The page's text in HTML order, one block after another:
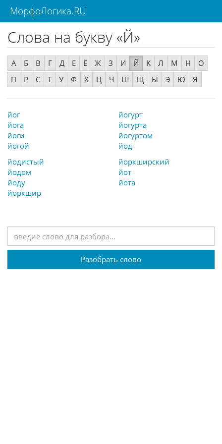
МорфоЛогика.RU
Слова на букву «Й»
А Б В Г Д Е Ё Ж З И Й К Л М Н
О
П
Р С Т У Ф Х Ц Ч Ш Щ Ы Э Ю Я
йог
йога
йоги
йогой
йогурт
йогурта
йогуртом
йод
йодистый
йодом
йоду
йоркшир
йоркширский
йот
йота
Разобрать слово